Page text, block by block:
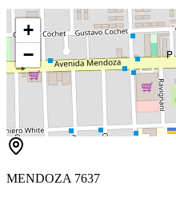
P
+
−
MENDOZA 7637